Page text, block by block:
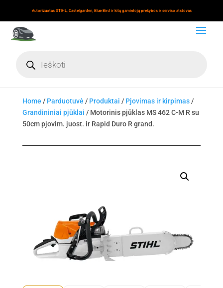
Autorizuotas STIHL, Castelgarden, Blue Bird ir kitų gamintojų prekybos ir serviso atstovas
search
Home / Parduotuvė / Produktai / Pjovimas ir kirpimas/
Grandininiai pjūklai / Motorinis pjūklas MS 462 C-M R su
50cm pjovim. juost. ir Rapid Duro R grand.